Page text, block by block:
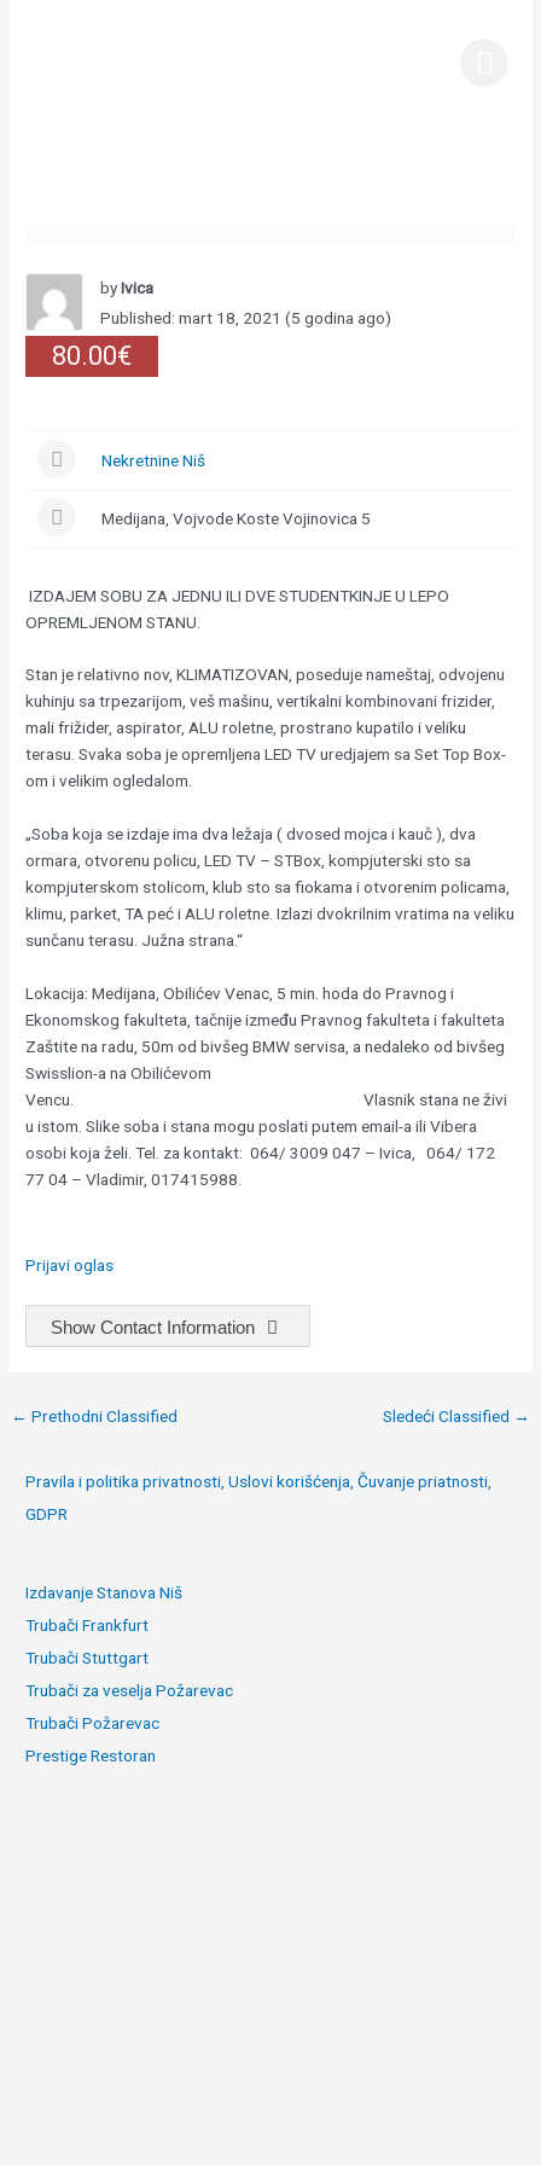
byIvica
Published: mart 18, 2021 (5 godina ago)
80.00€
Nekretnine Niš
Medijana, Vojvode Koste Vojinovica 5
IZDAJEM SOBU ZA JEDNU ILI DVE STUDENTKINJE U LEPO
OPREMLJENOM STANU.
Stan je relativno nov, KLIMATIZOVAN, poseduje nameštaj, odvojenu
kuhinju sa trpezarijom, veš mašinu, vertikalni kombinovani frizider,
mali frižider, aspirator, ALU roletne, prostrano kupatilo i veliku
terasu. Svaka soba je opremljena LED TV uredjajem sa Set Top Box-
om i velikim ogledalom.
„Soba koja se izdaje ima dva ležaja ( dvosed mojca i kauč ), dva
ormara, otvorenu policu, LED TV – STBox, kompjuterski sto sa
kompjuterskom stolicom, klub sto sa fiokama i otvorenim policama,
klimu, parket, TA peć i ALU roletne. Izlazi dvokrilnim vratima na veliku
sunčanu terasu. Južna strana.“
Lokacija: Medijana, Obilićev Venac, 5 min. hoda do Pravnog i
Ekonomskog fakulteta, tačnije između Pravnog fakulteta i fakulteta
Zaštite na radu, 50m od bivšeg BMW servisa, a nedaleko od bivšeg
Swisslion-a na Obilićevom
Vencu. Vlasnik stana ne živi
u istom. Slike soba i stana mogu poslati putem email-a ili Vibera
osobi koja želi. Tel. za kontakt: 064/ 3009 047 – Ivica, 064/ 172
77 04 – Vladimir, 017415988.
Prijavi oglas
Show Contact Information
Post
← Prethodni Classified Sledeći Classified →
Pravila i politika privatnosti, Uslovi korišćenja, Čuvanje priatnosti,
GDPR
Izdavanje Stanova Niš
Trubači Frankfurt
Trubači Stuttgart
Trubači za veselja Požarevac
Trubači Požarevac
Prestige Restoran